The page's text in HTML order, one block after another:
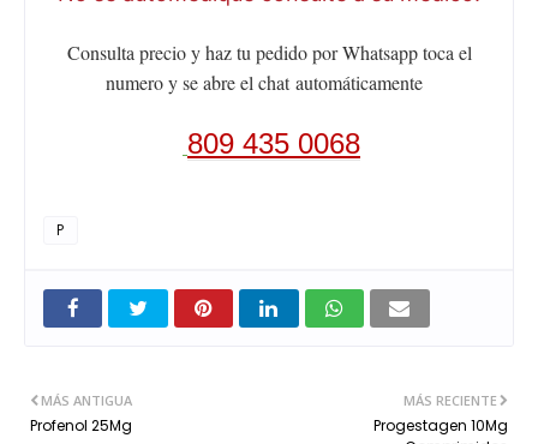
Consulta precio y haz tu pedido por Whatsapp toca el
numero y se abre el chatautomáticamente
809 435 0068
P
MÁS RECIENTE
Progestagen 10Mg
MÁS ANTIGUA
Profenol 25Mg